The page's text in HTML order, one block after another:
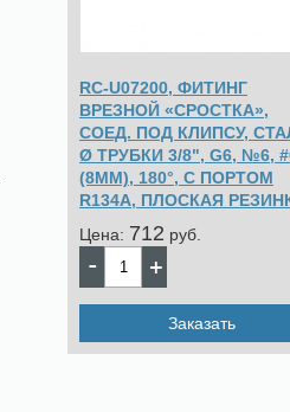
RC-U07200, ФИТИНГ
ВРЕЗНОЙ «СРОСТКА»,
СОЕД. ПОД КЛИПСУ,
Ø ТРУБКИ 3/8", G6, №6,
(8ММ), 180°, С ПОРТОМ
R134A, ПЛОСКАЯ
Цена: 712 pуб.
Заказать